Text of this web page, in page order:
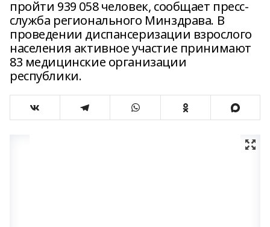
пройти 939 058 человек, сообщает пресс-
служба регионального Минздрава. В
проведении диспансеризации взрослого
населения активное участие принимают
83 медицинские организации
республики.